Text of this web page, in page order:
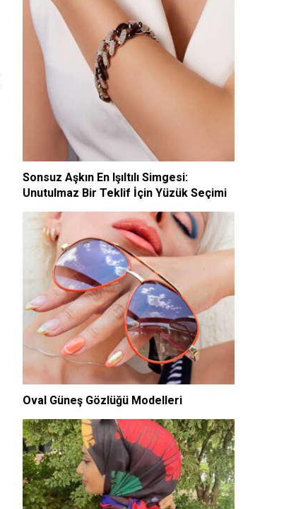
Sonsuz Aşkın En Işıltılı Simgesi:
Unutulmaz Bir Teklif İçin Yüzük Seçimi
Oval Güneş Gözlüğü Modelleri